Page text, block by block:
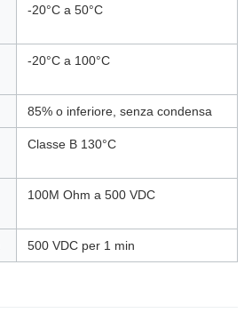
-20°C a 50°C
-20°C a 100°C
85% o inferiore, senza condensa
Classe B 130°C
100M Ohm a 500 VDC
500 VDC per 1 min